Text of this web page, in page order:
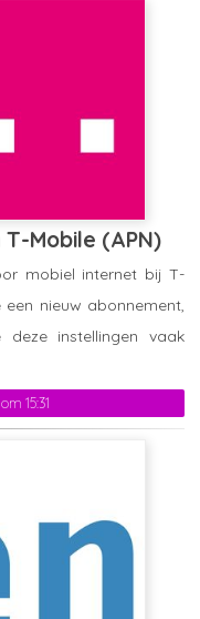
Mobile (APN)
15:31
mobiel internet bij T-
nieuw abonnement,
instellingen vaak